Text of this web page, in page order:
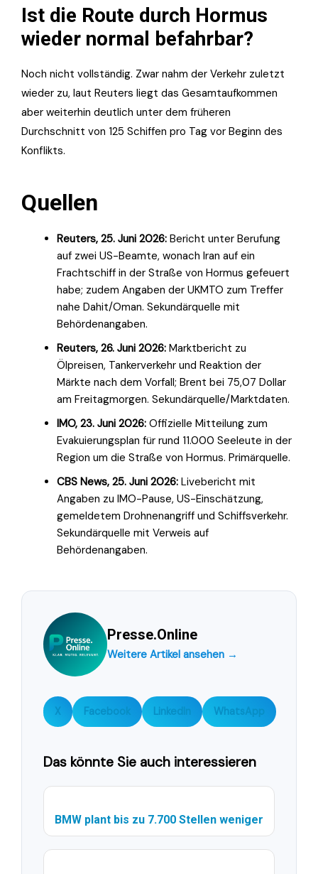
Ist die Route durch Hormus
wieder normal befahrbar?
Noch nicht vollständig. Zwar nahm der Verkehr zuletzt
wieder zu, laut Reuters liegt das Gesamtaufkommen
aber weiterhin deutlich unter dem früheren
Durchschnitt von 125 Schiffen pro Tag vor Beginn des
Konflikts.
Quellen
Reuters, 25. Juni 2026: Bericht unter Berufung
auf zwei US-Beamte, wonach Iran auf ein
Frachtschiff in der Straße von Hormus gefeuert
habe; zudem Angaben der UKMTO zum Treffer
nahe Dahit/Oman. Sekundärquelle mit
Behördenangaben.
Reuters, 26. Juni 2026: Marktbericht zu
Ölpreisen, Tankerverkehr und Reaktion der
Märkte nach dem Vorfall; Brent bei 75,07 Dollar
am Freitagmorgen. Sekundärquelle/Marktdaten.
IMO, 23. Juni 2026: Offizielle Mitteilung zum
Evakuierungsplan für rund 11.000 Seeleute in der
Region um die Straße von Hormus. Primärquelle.
CBS News, 25. Juni 2026: Livebericht mit
Angaben zu IMO-Pause, US-Einschätzung,
gemeldetem Drohnenangriff und Schiffsverkehr.
Sekundärquelle mit Verweis auf
Behördenangaben.
Presse.Online
Weitere Artikel ansehen →
X Facebook LinkedIn WhatsApp
Das könnte Sie auch interessieren
BMW plant bis zu 7.700 Stellen weniger